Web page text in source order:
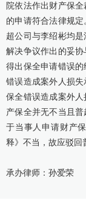
院依法作出财产保
的申请符合法律规
超公司与李绍彬均
解决争议作出的妥
得出保全申请错误
错误造成案外人损
保全错误造成案外
产保全并无不当且
于当事人申请财产
释》不当，故应驳回
承办律师：孙爱荣